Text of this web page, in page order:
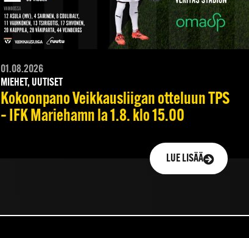
01.08.2026
MIEHET, UUTISET
Kokoonpano Veikkausliigan otteluun TPS
– IFK Mariehamn la 1.8. klo 15.00
LUE LISÄÄ